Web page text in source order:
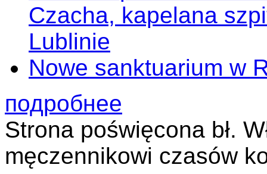
Czacha, kapelana
Lublinie
Nowe sanktuarium w
подробнее
Strona poświęcona bł.
męczennikowi czasów